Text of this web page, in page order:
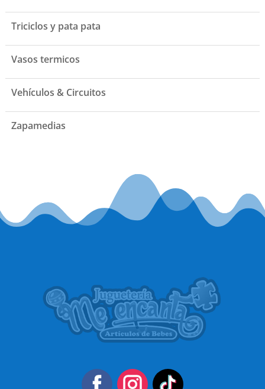
Triciclos y pata pata
Vasos termicos
Vehículos & Circuitos
Zapamedias